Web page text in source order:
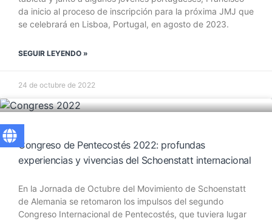
da inicio al proceso de inscripción para la próxima JMJ que
se celebrará en Lisboa, Portugal, en agosto de 2023.
SEGUIR LEYENDO »
24 de octubre de 2022
Congreso de Pentecostés 2022: profundas
experiencias y vivencias del Schoenstatt internacional
En la Jornada de Octubre del Movimiento de Schoenstatt
de Alemania se retomaron los impulsos del segundo
Congreso Internacional de Pentecostés, que tuviera lugar